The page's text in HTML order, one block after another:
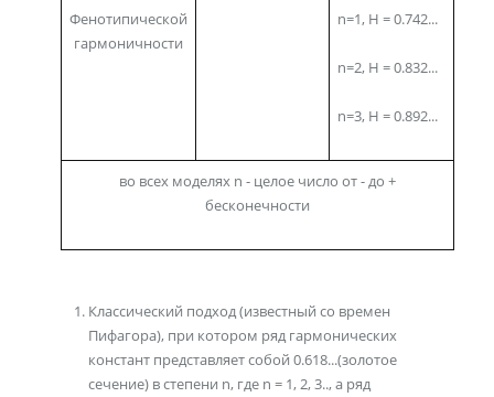
Фенотипической
гармоничности
n=1, H = 0.742...
n=2, H = 0.832...
n=3, H = 0.892...
во всех моделях n - целое число от - до +
бесконечности
Классический подход (известный со времен
Пифагора), при котором ряд гармонических
констант представляет собой 0.618...(золотое
сечение) в степени n, где n = 1, 2, 3.., а ряд